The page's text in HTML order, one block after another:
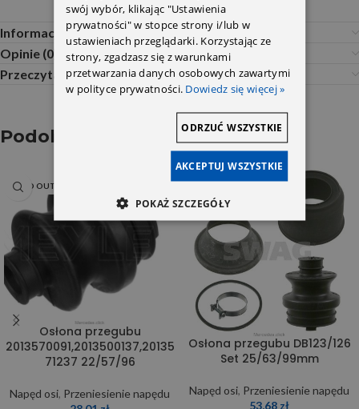
Informacje dodatkowe
Opinie (0)
Przeczytaj Przed Zakupem
Podobne produkty
SOLD OUT
Osłona przegubu
2013570091,2013500137,20135
71237 22/57/96
Napęd osi, Przeniesienie napędu
Osłona przegubu DB123/126
Set 25/63/99mm
Napęd osi, Przeniesienie napędu
53,68 zł
swój wybór, klikając "Ustawienia
prywatności" w stopce strony i/lub w
ustawieniach przeglądarki. Korzystając ze
strony, zgadzasz się z warunkami
przetwarzania danych osobowych zawartymi
w polityce prywatności. Dowiedz się więcej »
AKCEPTUJ WSZYSTKIE
ODRZUĆ WSZYSTKIE
POKAŻ SZCZEGÓŁY